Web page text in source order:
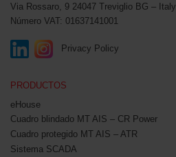
Via Rossaro, 9 24047 Treviglio BG – Italy
Número VAT: 01637141001
Privacy Policy
PRODUCTOS
eHouse
Cuadro blindado MT AIS – CR Power
Cuadro protegido MT AIS – ATR
Sistema SCADA